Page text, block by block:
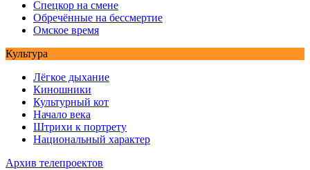
Спецкор на смене
Обречённые на бессмертие
Омское время
Культура
Лёгкое дыхание
Киношники
Культурный кот
Начало века
Штрихи к портрету
Национальный характер
Архив телепроектов